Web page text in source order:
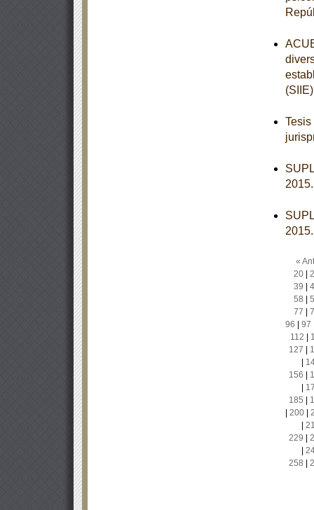
«
20|
39
58
77
96
97
112
127
156
185
200|
229
258